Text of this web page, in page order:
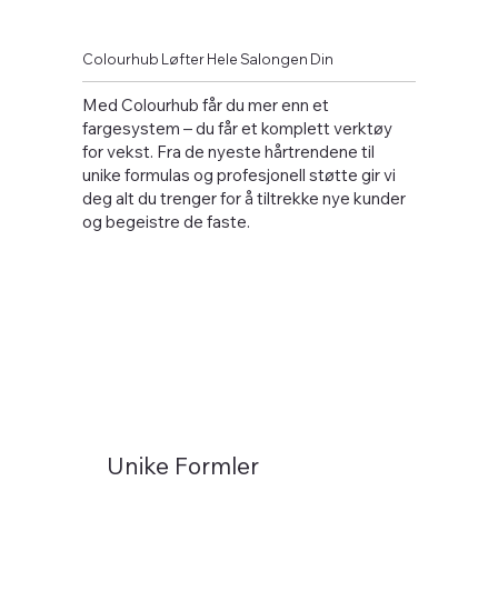
Colourhub Løfter Hele Salongen Din
Med Colourhub får du mer enn et
fargesystem – du får et komplett verktøy
for vekst. Fra de nyeste hårtrendene til
unike formulas og profesjonell støtte gir vi
deg alt du trenger for å tiltrekke nye kunder
og begeistre de faste.
Unike Formler